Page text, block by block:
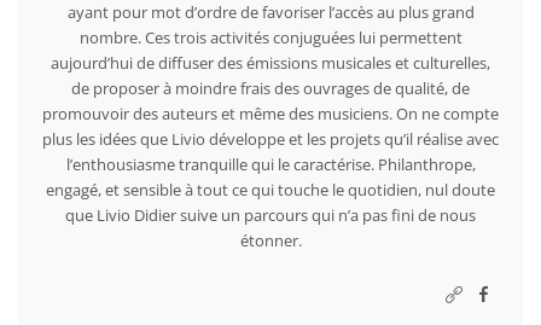
ayant pour mot d’ordre de favoriser l’accès au plus grand
nombre. Ces trois activités conjuguées lui permettent
aujourd’hui de diffuser des émissions musicales et culturelles,
de proposer à moindre frais des ouvrages de qualité, de
promouvoir des auteurs et même des musiciens. On ne compte
plus les idées que Livio développe et les projets qu’il réalise avec
l’enthousiasme tranquille qui le caractérise. Philanthrope,
engagé, et sensible à tout ce qui touche le quotidien, nul doute
que Livio Didier suive un parcours qui n’a pas fini de nous
étonner.